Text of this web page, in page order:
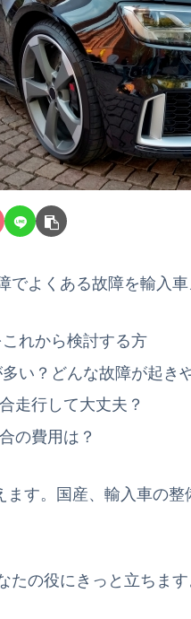
でよくある故障を輸入
れから検討する方
い？どんな故障が起き
走行して大丈夫？
の費用は？
ます。国産、輸入車の
たの役にきっと立ちま